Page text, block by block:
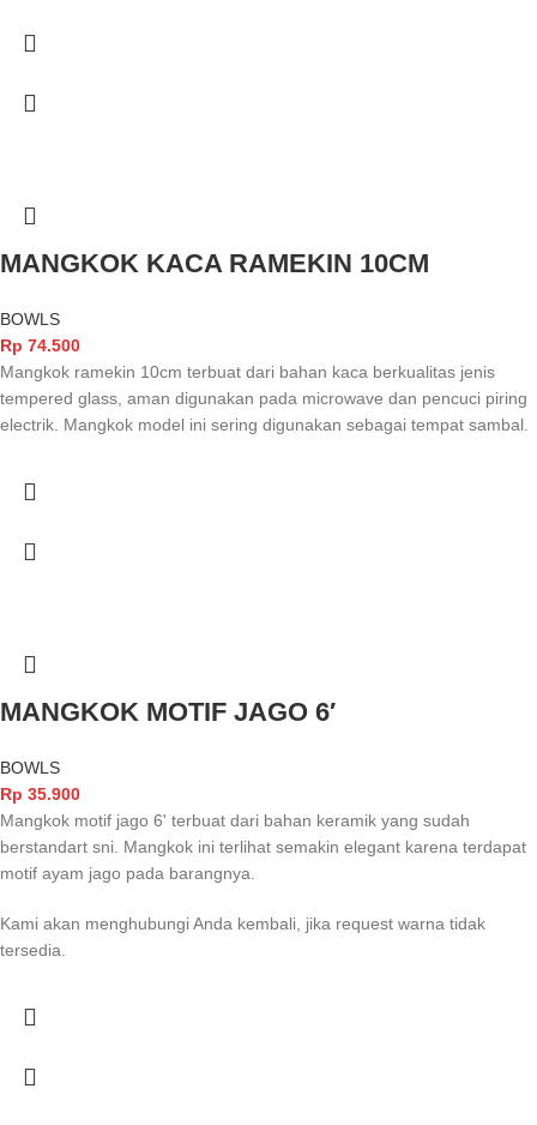
MANGKOK KACA RAMEKIN 10CM
BOWLS
Rp 74.500
Mangkok ramekin 10cm terbuat dari bahan kaca berkualitas jenis
tempered glass, aman digunakan pada microwave dan pencuci piring
electrik. Mangkok model ini sering digunakan sebagai tempat sambal.
MANGKOK MOTIF JAGO 6′
BOWLS
Rp 35.900
Mangkok motif jago 6' terbuat dari bahan keramik yang sudah
berstandart sni. Mangkok ini terlihat semakin elegant karena terdapat
motif ayam jago pada barangnya.
Kami akan menghubungi Anda kembali, jika request warna tidak
tersedia.